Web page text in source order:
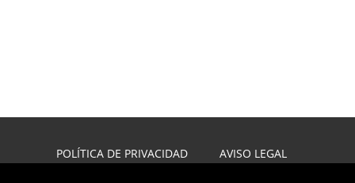
POLÍTICA DE PRIVACIDAD
AVISO LEGAL